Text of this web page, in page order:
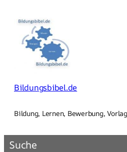
Inhalt
springen
Bildungsbibel.de
Bildung, Lernen, Bewerbung,
Suche